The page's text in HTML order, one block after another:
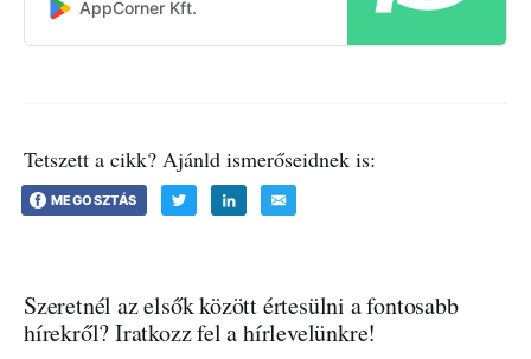
AppCorner Kft.
Tetszett a cikk? Ajánld ismerőseidnek is:
MEGOSZTÁS
Szeretnél az elsők között értesülni a fontosabb
hírekről? Iratkozz fel a hírlevelünkre!